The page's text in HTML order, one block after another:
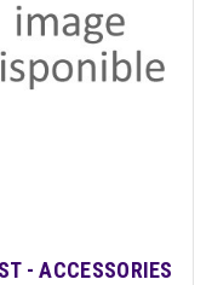
- ACCESSORIES